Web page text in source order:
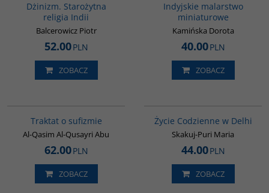
Dżinizm. Starożytna
religia Indii
Balcerowicz Piotr
52.00PLN
ZOBACZ
Indyjskie malarstwo
miniaturowe
Kamińska Dorota
40.00PLN
ZOBACZ
Traktat o sufizmie
Al-Qasim Al-Qusayri Abu
62.00PLN
ZOBACZ
Życie Codzienne w Delhi
Skakuj-Puri Maria
44.00PLN
ZOBACZ